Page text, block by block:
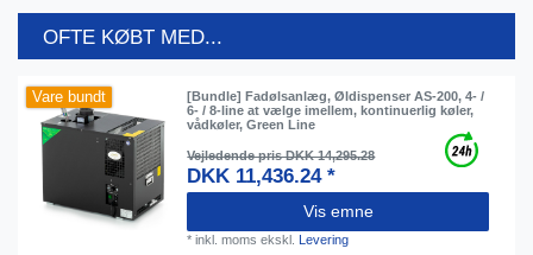
OFTE KØBT MED...
Vare bundt
[Bundle] Fadølsanlæg, Øldispenser AS-200, 4- /
6- / 8-line at vælge imellem, kontinuerlig køler,
vådkøler, Green Line
Vejledende pris DKK 14,295.28
DKK 11,436.24 *
Vis emne
*inkl. moms ekskl. Levering